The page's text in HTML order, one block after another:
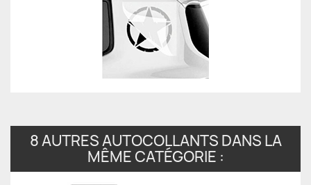
8 AUTRES AUTOCOLLANTS DANS LA
MÊME CATÉGORIE :